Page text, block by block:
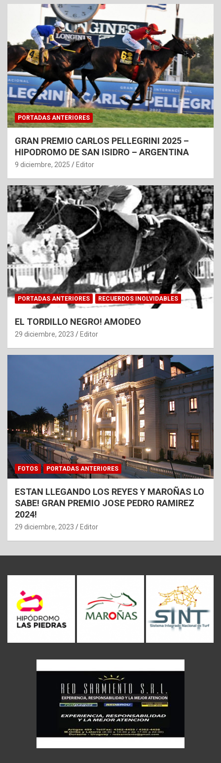
PORTADAS ANTERIORES
GRAN PREMIO CARLOS PELLEGRINI 2025 –
HIPODROMO DE SAN ISIDRO – ARGENTINA
9 diciembre, 2025 Editor
PORTADAS ANTERIORES RECUERDOS INOLVIDABLES
EL TORDILLO NEGRO! AMODEO
29 diciembre, 2023 Editor
FOTOS PORTADAS ANTERIORES
ESTAN LLEGANDO LOS REYES Y MAROÑAS LO
SABE! GRAN PREMIO JOSE PEDRO RAMIREZ
2024!
29 diciembre, 2023 Editor